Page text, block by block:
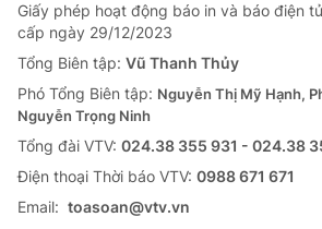
Giấy phép hoạt động báo in và báo điện
cấp ngày 29/12/2023
Tổng Biên tập: Vũ Thanh Thủy
Phó Tổng Biên tập: Nguyễn Thị Mỹ Hạnh,
Nguyễn Trọng Ninh
Tổng đài VTV: 024.38 355 931 - 024.38
Ðiện thoại Thời báo VTV: 0988 671 671
Email: toasoan@vtv.vn